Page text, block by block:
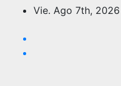
Saltar
contenido
Vie. Ago 7th, 2026